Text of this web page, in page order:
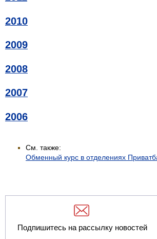
2010
2009
2008
2007
2006
См. также:
Обменный курс в отделениях
Подпишитесь на рассылку новостей